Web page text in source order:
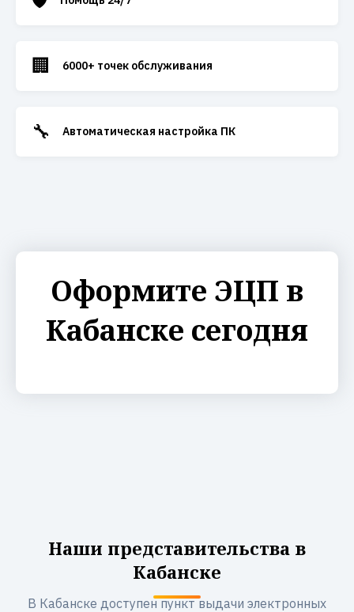
🏢 6000+ точек обслуживания
🔧 Автоматическая настройка ПК
Оформите ЭЦП в
Кабанске сегодня
Наши представительства в
Кабанске
В Кабанске доступен пункт выдачи электронных